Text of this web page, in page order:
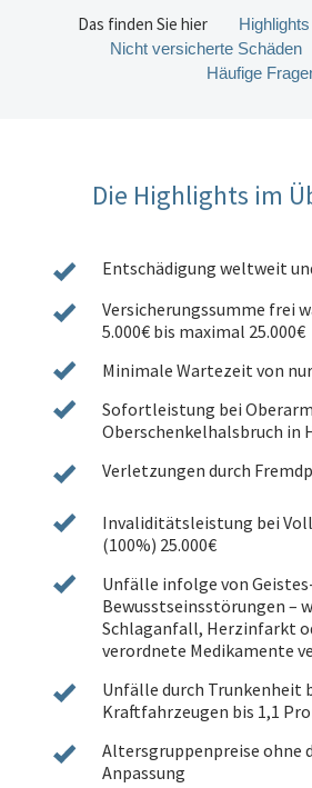
Das finden Sie hier Highlights
Nicht versicherte Schäden
Häufige
Die Highlights im
Entschädigung weltweit
Versicherungssumme frei
5.000€ bis maximal 25.000€
Minimale Wartezeit von
Sofortleistung bei
Oberschenkelhalsbruch in
Verletzungen durch
Invaliditätsleistung bei
(100%) 25.000€
Unfälle infolge von
Bewusstseinsstörungen –
Schlaganfall, Herzinfarkt
verordnete Medikamente
Unfälle durch Trunkenheit
Kraftfahrzeugen bis 1,1
Altersgruppenpreise ohne
Anpassung